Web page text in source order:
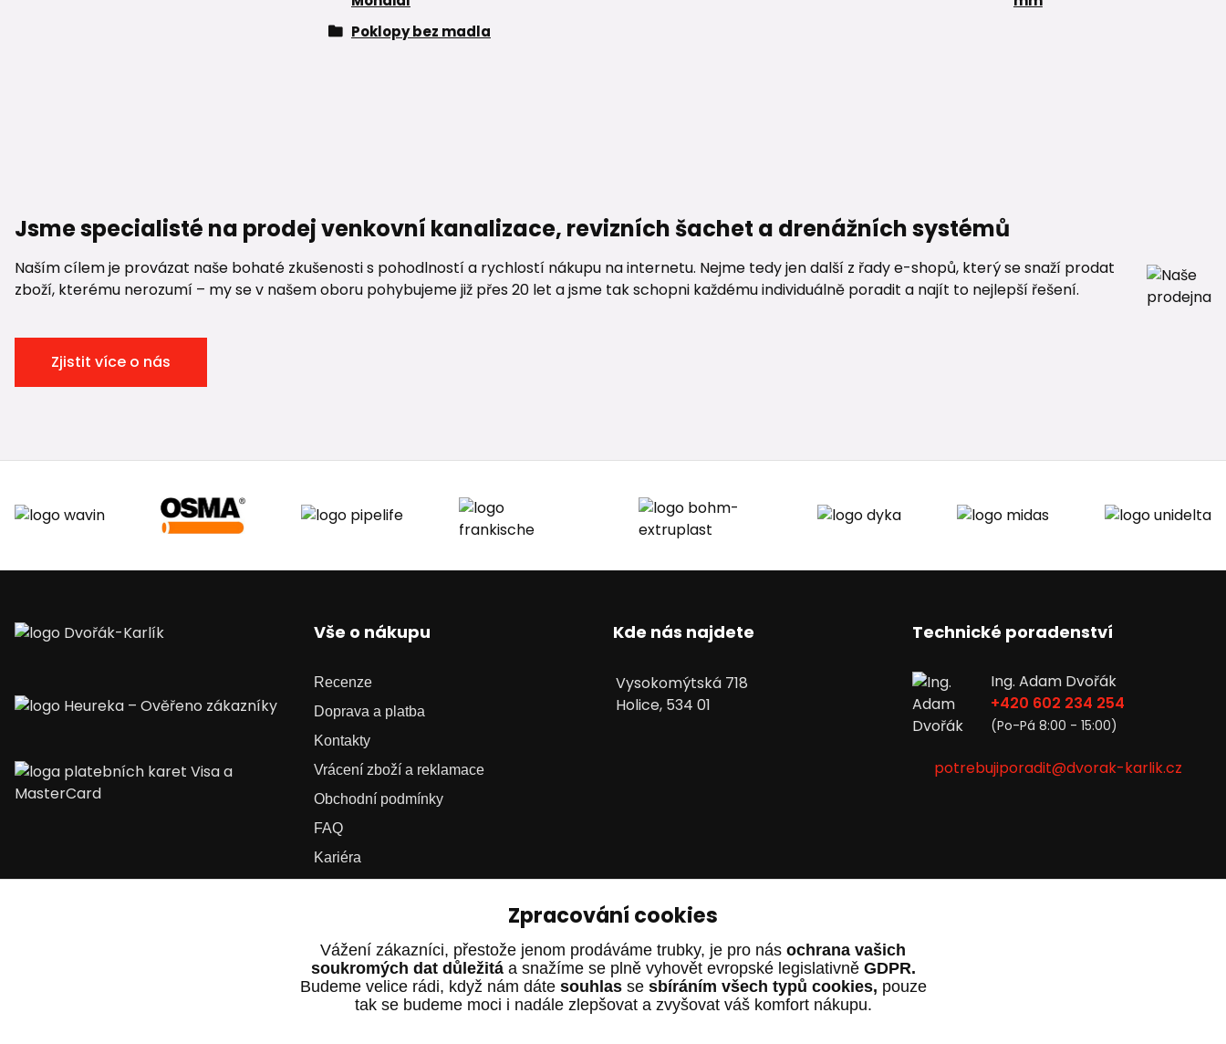
Poklopy bez madla
Jsme specialisté na prodej venkovní kanalizace, revizních šachet a drenážních systémů
Naším cílem je provázat naše bohaté zkušenosti s pohodlností a rychlostí nákupu na internetu. Nejme tedy jen další z řady e-shopů, který se snaží prodat
zboží, kterému nerozumí – my se v našem oboru pohybujeme již přes 20 let a jsme tak schopni každému individuálně poradit a najít to nejlepší řešení.
Zjistit více o nás
Vše o nákupu
Recenze
Doprava a platba
Kontakty
Vrácení zboží a reklamace
Obchodní podmínky
FAQ
Kariéra
Kde nás najdete
Vysokomýtská 718
Holice, 534 01
Technické poradenství
Ing. Adam Dvořák
+420 602 234 254
(Po-Pá 8:00 - 15:00)
potrebujiporadit@dvorak-karlik.cz
Zpracování cookies
Vážení zákazníci, přestože jenom prodáváme trubky, je pro nás ochrana vašich
soukromých dat důležitáa snažíme se plně vyhovět evropské legislativně GDPR.
Budeme velice rádi, když nám dáte souhlasse sbíráním všech typů cookies, pouze
tak se budeme moci i nadále zlepšovat a zvyšovat váš komfort nákupu.